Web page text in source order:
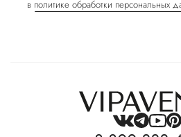
в политике обработки персональных